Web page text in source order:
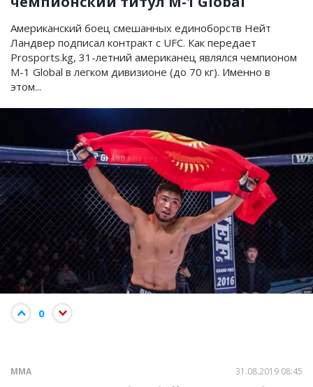
Американский боец смешанных единоборств Нейт
Ландвер подписал контракт с UFC. Как передает
Prosports.kg, 31-летний американец являлся чемпионом
М-1 Global в легком дивизионе (до 70 кг). Именно в
этом...
0
ММА 31.08.2019 08:45